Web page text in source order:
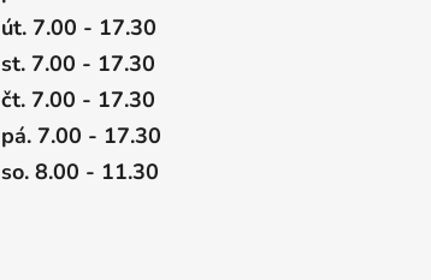
út. 7.00 - 17.30
st. 7.00 - 17.30
čt. 7.00 - 17.30
pá. 7.00 - 17.30
so. 8.00 - 11.30